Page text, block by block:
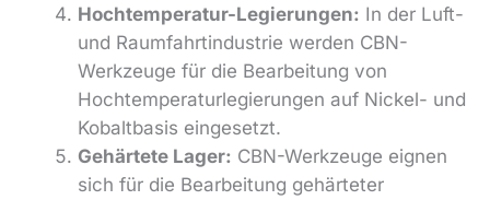
Hochtemperatur-Legierungen: In der Luft-
und Raumfahrtindustrie werden CBN-
Werkzeuge für die Bearbeitung von
Hochtemperaturlegierungen auf Nickel- und
Kobaltbasis eingesetzt.
Gehärtete Lager: CBN-Werkzeuge eignen
sich für die Bearbeitung gehärteter